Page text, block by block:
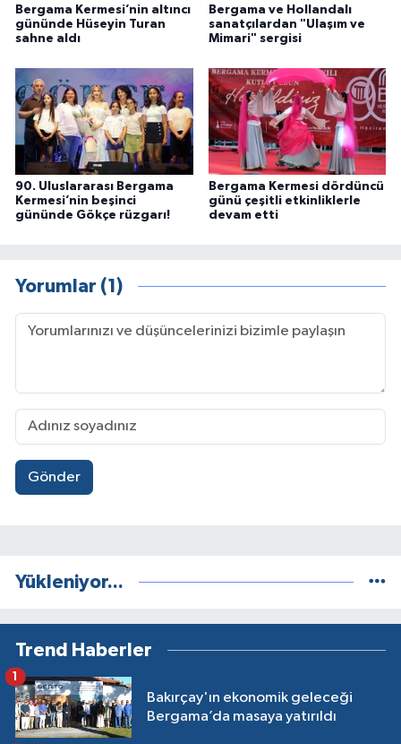
Bergama Kermesi’nin altıncı
gününde Hüseyin Turan
sahne aldı
Bergama ve Hollandalı
sanatçılardan "Ulaşım ve
Mimari" sergisi
90. Uluslararası Bergama
Kermesi’nin beşinci
gününde Gökçe rüzgarı!
Bergama Kermesi dördüncü
günü çeşitli etkinliklerle
devam etti
Yorumlar (1)
Gönder
Yükleniyor...
Trend Haberler
Bakırçay'ın ekonomik geleceği
Bergama’da masaya yatırıldı
1